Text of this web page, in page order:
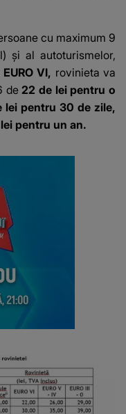
cu maximum 9
și al autoturismelor,
EURO VI, rovinieta va
de22 de lei pentru o
lei pentru 30 de zile,
pentru un an.